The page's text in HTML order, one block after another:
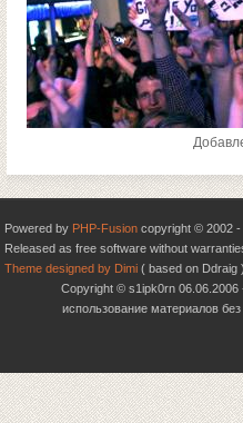
Powered by PHP-Fusion copyright © 2002 -
Released as free software without
Theme designed by Dimi ( based on Ddraig )
Copyright © s1ipk0rn 06.06.2006
использование материалов